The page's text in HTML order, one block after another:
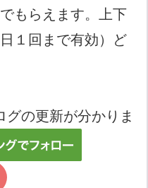
もらえます。上下
１回まで有効）ど
グの更新が分かりま